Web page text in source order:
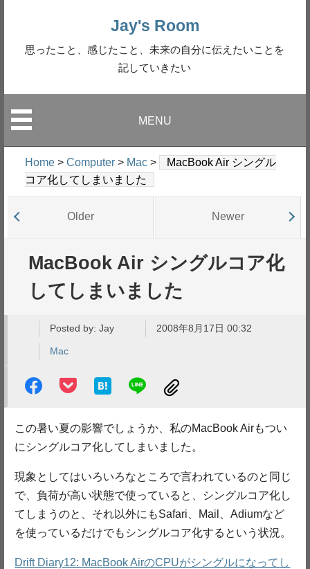
Jay's Room
思ったこと、感じたこと、未来の自分に伝えたいことを
記していきたい
MENU
Home >Computer > Mac >
MacBook Air シングル
コア化してしまいました
Older Newer
MacBook Air シングルコア化
してしまいました
Posted by:Jay 2008年8月17日 00:32
Mac
この暑い夏の影響でしょうか、私のMacBook Airもつい
にシングルコア化してしまいました。
現象としてはいろいろなところで言われているのと同じ
で、負荷が高い状態で使っていると、シングルコア化し
てしまうのと、それ以外にもSafari、Mail、Adiumなど
を使っているだけでもシングルコア化するという状況。
Drift Diary12: MacBook AirのCPUがシングルになってし